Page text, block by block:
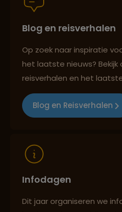
Persoonlijk en
Best beoordeelde
Blog en reisverhalen
Op zoek naar inspiratie
het laatste nieuws? Bekijk
reisverhalen en het
Blog en Reisverhalen
Infodagen
Dit jaar organiseren we